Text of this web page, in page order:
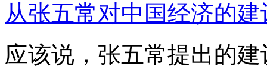
从张五常对中国经济的
应该说，张五常提出的